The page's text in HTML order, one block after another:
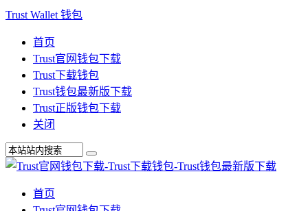
Trust Wallet 钱包
首页
Trust官网钱包下载
Trust下载钱包
Trust钱包最新版下载
Trust正版钱包下载
关闭
首页